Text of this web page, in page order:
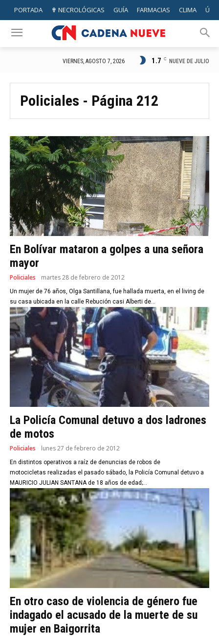
PORTADA ✟ NECROLÓGICAS GUÍA FARMACIAS CLIMA
VIERNES, AGOSTO 7, 2026 1.7 C NUEVE DE JULIO
Policiales - Página 212
En Bolívar mataron a golpes a una señora
mayor
Policiales martes 28 de febrero de 2012
Un mujer de 76 años, Olga Santillana, fue hallada muerta, en el living de
su casa ubicada en la calle Rebución casi Alberti de...
La Policía Comunal detuvo a dos ladrones
de motos
Policiales lunes 27 de febrero de 2012
En distintos operativos a raíz de denuncias de robos de
motocicletas realizadas el pasado sábado, la Policía Comunal detuvo a
MAURICIO JULIAN SANTANA de 18 años de edad;...
En otro caso de violencia de género fue
indagado el acusado de la muerte de su
mujer en Baigorrita